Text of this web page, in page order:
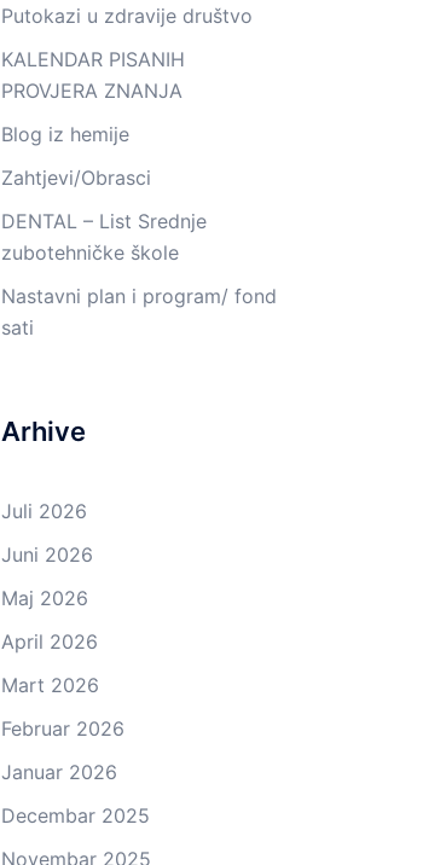
Putokazi u zdravije društvo
KALENDAR PISANIH
PROVJERA ZNANJA
Blog iz hemije
Zahtjevi/Obrasci
DENTAL – List Srednje
zubotehničke škole
Nastavni plan i program/ fond
sati
Arhive
Juli 2026
Juni 2026
Maj 2026
April 2026
Mart 2026
Februar 2026
Januar 2026
Decembar 2025
Novembar 2025